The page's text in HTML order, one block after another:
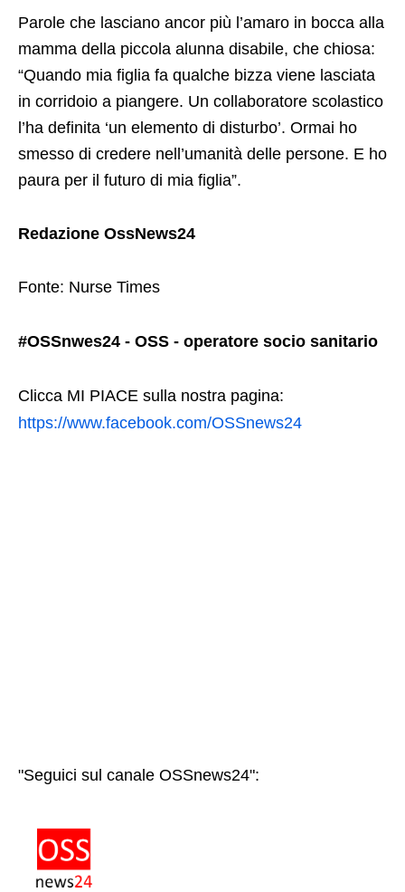
Parole che lasciano ancor più l’amaro in bocca alla
mamma della piccola alunna disabile, che chiosa:
“Quando mia figlia fa qualche bizza viene lasciata
in corridoio a piangere. Un collaboratore scolastico
l’ha definita ‘un elemento di disturbo’. Ormai ho
smesso di credere nell’umanità delle persone. E ho
paura per il futuro di mia figlia”.
Redazione OssNews24
Fonte: Nurse Times
#OSSnwes24 - OSS - operatore socio sanitario
Clicca MI PIACE sulla nostra pagina:
https://www.facebook.com/OSSnews24
"Seguici sul canale OSSnews24":